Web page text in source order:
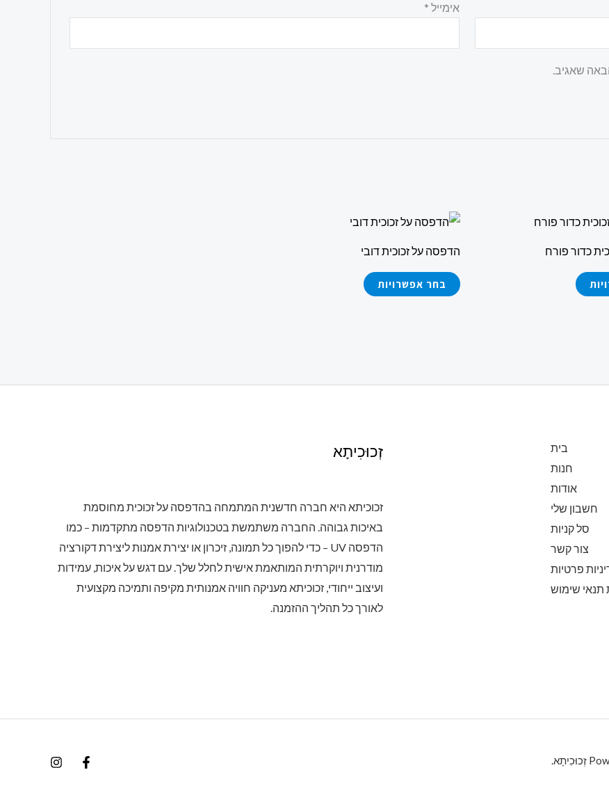
אימייל *
שאגיב.
כדור פורח
למוצר
מספר
האפשרויות
הדפסה על זכוכית דובי
בחר אפשרויות
למוצר
מספר
האפשרויות
בית
חנות
אודות
חשבון שלי
סל קניות
צור קשר
פרטיות
תנאי שימוש
זְכוּכִיתָא
זכוכיתא היא חברה חדשנית המתמחה בהדפסה על זכוכית מחוסמת
באיכות גבוהה. החברה משתמשת בטכנולוגיות הדפסה מתקדמות – כמו
הדפסה UV – כדי להפוך כל תמונה, זיכרון או יצירת אמנות ליצירת דקורציה
מודרנית ויוקרתית המותאמת אישית לחלל שלך. עם דגש על איכות, עמידות
ועיצוב ייחודי, זכוכיתא מעניקה חוויה אמנותית מקיפה ותמיכה מקצועית
לאורך כל תהליך ההזמנה.